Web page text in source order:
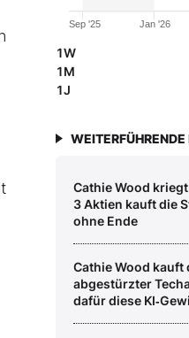
Jan '26
Sep '25
1W
1M
1J
WEITERFÜHRENDE
Cathie Wood
3 Aktien kauft die
ohne Ende
Cathie Wood kauft
abgestürzter
dafür diese